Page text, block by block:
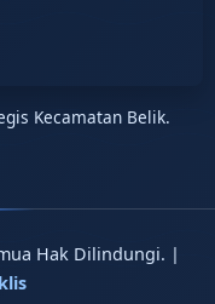
Kecamatan Belik.
Hak Dilindungi. |